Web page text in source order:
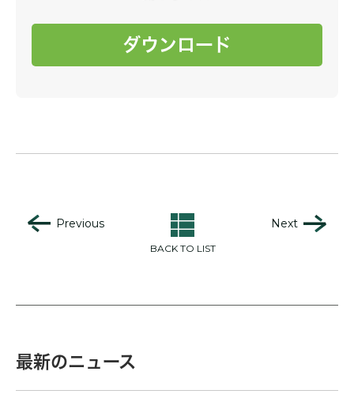
ダウンロード
Previous
BACK TO LIST
Next
最新のニュース